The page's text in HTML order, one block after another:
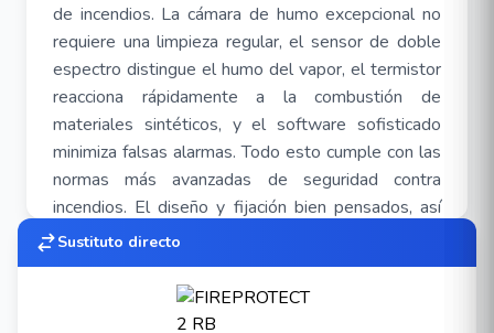
de incendios. La cámara de humo excepcional no
requiere una limpieza regular, el sensor de doble
espectro distingue el humo del vapor, el termistor
reacciona rápidamente a la combustión de
materiales sintéticos, y el software sofisticado
minimiza falsas alarmas. Todo esto cumple con las
normas más avanzadas de seguridad contra
incendios. El diseño y fijación bien pensados, así
como la configuración en la app proporcionan una
instalación sencilla y rápida.
Sustituto directo